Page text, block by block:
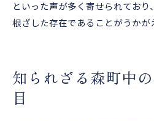
といった声が多く寄せられてお
根ざした存在であることがうかが
知られざる森町中
目